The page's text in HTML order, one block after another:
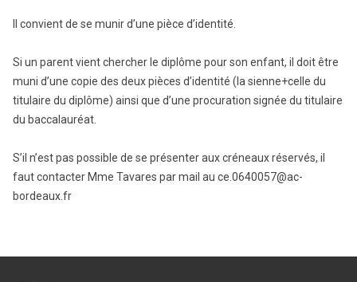
Il convient de se munir d’une pièce d’identité.
Si un parent vient chercher le diplôme pour son enfant, il doit être
muni d’une copie des deux pièces d’identité (la sienne+celle du
titulaire du diplôme) ainsi que d’une procuration signée du titulaire
du baccalauréat.
S’il n’est pas possible de se présenter aux créneaux réservés, il
faut contacter Mme Tavares par mail au ce.0640057@ac-
bordeaux.fr